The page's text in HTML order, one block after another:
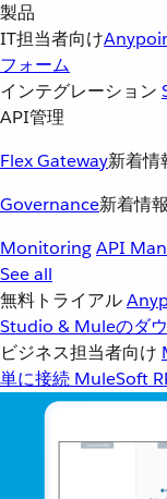
製品
IT担当者向け
フォーム
インテグレーション
API管理
Flex Gateway新着情
Governance新着情報
MonitoringAPI
See all
無料トライアル
Studio & Muleのダ
ビジネス担当者向け
単に接続 MuleSoft